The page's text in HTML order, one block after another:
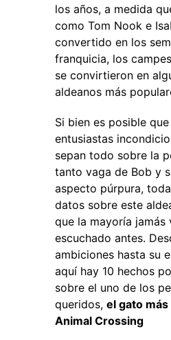
los años, a medida
como Tom Nook e
convertido en los
franquicia, los
se convirtieron en
aldeanos más
Si bien es posible
entusiastas
sepan todo sobre la
tanto vaga de Bob y
aspecto púrpura,
datos sobre este
que la mayoría jamás
escuchado antes.
ambiciones hasta su
aquí hay 10 hechos
sobre el uno de los
queridos, el gato
Animal Crossing